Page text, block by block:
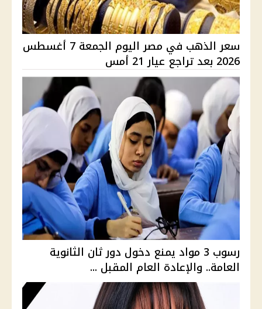
سعر الذهب في مصر اليوم الجمعة 7 أغسطس
2026 بعد تراجع عيار 21 أمس
رسوب 3 مواد يمنع دخول دور ثان الثانوية
العامة.. والإعادة العام المقبل ...